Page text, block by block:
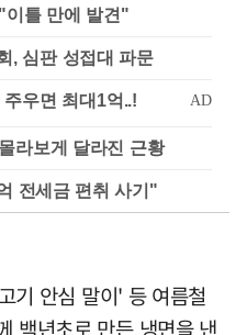
이틀 만에 발견"
, 심판 성접대 파문
라보게 달라진 근황
전세금 편취 사기"
기 안심 말이' 등 여름철
백년초로 만든 냉면을 낸